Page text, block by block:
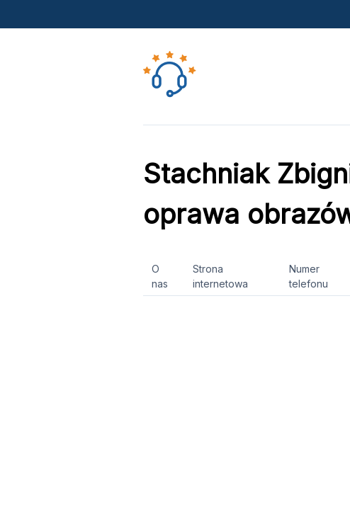
Stachniak
oprawa
O
nas
Strona
internetowa
Numer
telefonu